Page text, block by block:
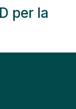
per la